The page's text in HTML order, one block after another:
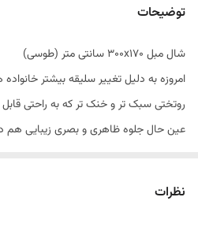
قابل استفاده به
قابل استفاده به
عنوان شال مبل
بله
از مایع
توضیحات
شال مبل ۳۰۰x170 سانتی متر (طوسی)
امروزه به دلیل تغییر سلیقه بیشتر
روتختی سبک تر و خنک تر که به راحتی
عین حال جلوه ظاهری و بصری زیبایی هم
نظرات